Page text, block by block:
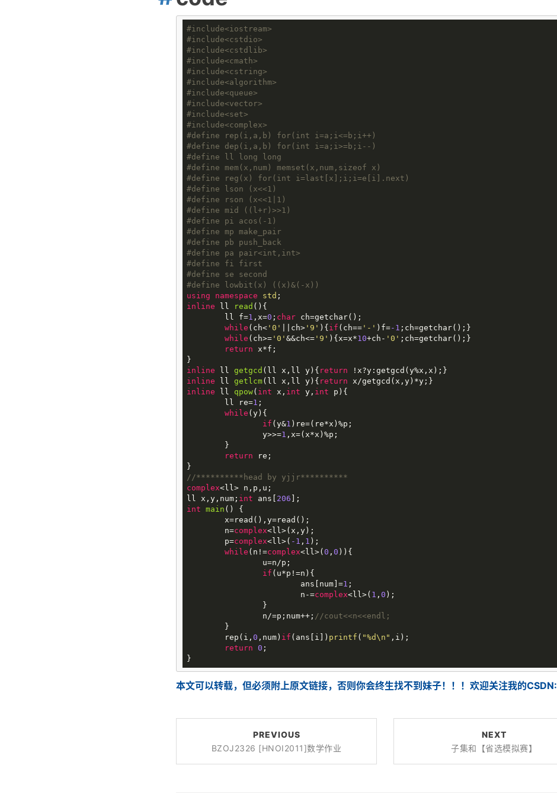
#include<iostream>
#include<cstdio>
#include<cstdlib>
#include<cmath>
#include<cstring>
#include<algorithm>
#include<queue>
#include<vector>
#include<set>
#include<complex>
#define rep(i,a,b) for(int i=a;i<=b;i++)
#define dep(i,a,b) for(int i=a;i>=b;i--)
#define ll long long
#define mem(x,num) memset(x,num,sizeof x)
#define reg(x) for(int i=last[x];i;i=e[i].next)
#define lson (x<<1)
#define rson (x<<1|1)
#define mid ((l+r)>>1)
#define pi acos(-1)
#define mp make_pair
#define pb push_back
#define pa pair<int,int>
#define fi first
#define se second
#define lowbit(x) ((x)&(-x))
using
namespace std
inline ll read () {
	ll f=
1 ,x=0 ; char ch=getchar();
while (ch<'0' ||ch>'9' ){if (ch=='-' )f=-1 ;ch=getchar();}
while (ch>='0' &&ch<='9' ){x=x*10+ch- '0' ;ch=getchar();}
return x*f;
inline ll getgcd (ll x,ll y) { return
inline ll getlcm(ll x,ll y) { return
inline ll qpow( int x, int y, int p) {
	ll re=
1 ;
while (y){
if (y&1 )re=(re*x)%p;
		y>>=
1 ,x=(x*x)%p;
return re;
//**********head by yjjr**********
complex<ll> n,p,u;
ll x,y,num; int ans[ 206
int main ()
{
	n=
complex<ll>(x,y);
	p=
complex<ll>( -1 , 1 );
while (n!=complex<ll>(0 , 0 )){
if (u*p!=n){
			ans[num]=
1 ;
			n-=
complex<ll>( 1 , 0 );
		n/=p;num++;
//cout<<n<<endl;
	rep(i,
0 ,num) if (ans[i]) printf ( "%d\n" ,i);
return 0 ;
本文可以转载，但必须附上原文链接，否则你会终生找不到妹子！！！欢迎关注我的CSDN:
PREVIOUS
BZOJ2326 [HNOI2011]数学作业
NEXT
子集和【省选模拟赛】